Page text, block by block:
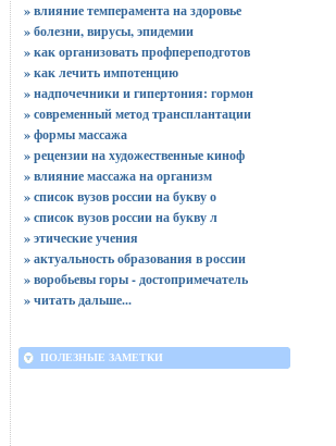
» влияние темперамента на здоровье
» болезни, вирусы, эпидемии
» как организовать профпереподготов
» как лечить импотенцию
» надпочечники и гипертония: гормон
» современный метод трансплантации
» формы массажа
» рецензии на художественные киноф
» влияние массажа на организм
» список вузов россии на букву о
» список вузов россии на букву л
» этические учения
» актуальность образования в россии
» воробьевы горы - достопримечатель
»читать дальше...
ПОЛЕЗНЫЕ ЗАМЕТКИ